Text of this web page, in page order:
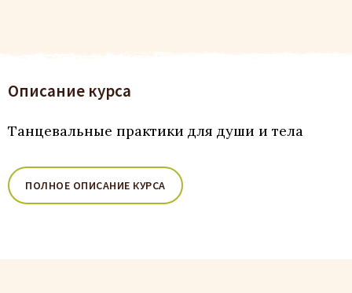
Описание курса
Танцевальные практики для души и тела
ПОЛНОЕ ОПИСАНИЕ КУРСА